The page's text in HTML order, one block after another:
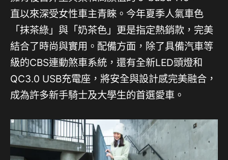
直以來深受女性車主青睞。今年夏季人氣車色
「抹茶綠」與「奶茶色」更是指定熱銷款，完美
結合了時尚與實用。配備方面，除了具備汽車等
級的CBS連動煞車系統，還有全新LED頭燈和
QC3.0 USB充電座，將安全與設計感完美融合，
成為許多新手騎士及大學生的首選愛車。